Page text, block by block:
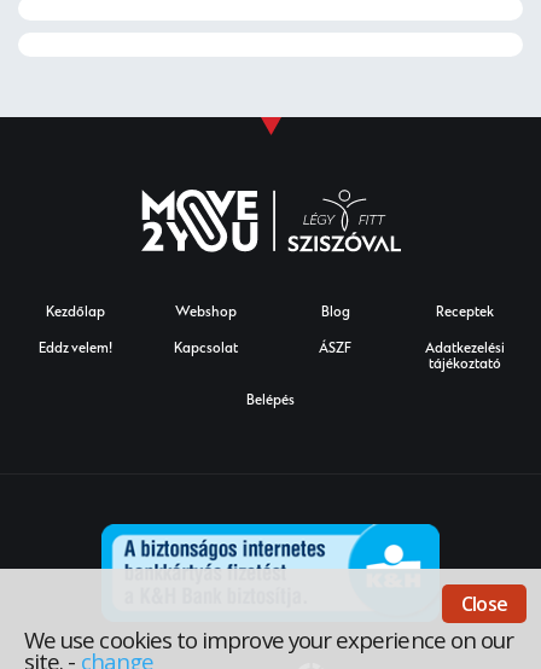
We use cookies to improve your experience on our
site. - change
Close
Kezdőlap Webshop Blog Receptek
Eddz velem! Kapcsolat ÁSZF
Adatkezelési
tájékoztató
Belépés